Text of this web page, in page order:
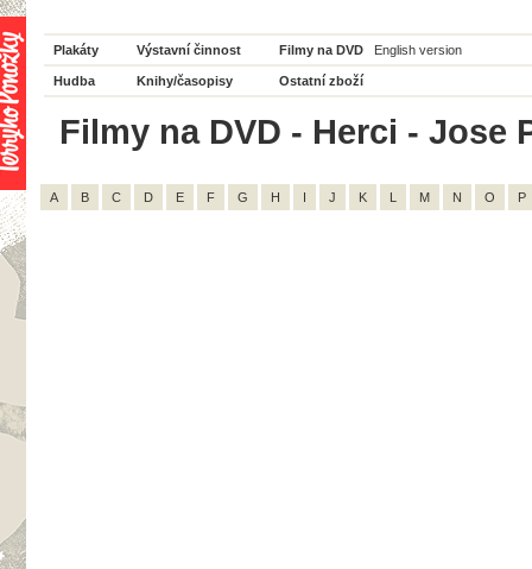
Plakáty Výstavní činnost Filmy na DVD English version
Hudba Knihy/časopisy Ostatní zboží
Filmy na DVD - Herci - Jose
A B C D E F G H I J K L M N O P